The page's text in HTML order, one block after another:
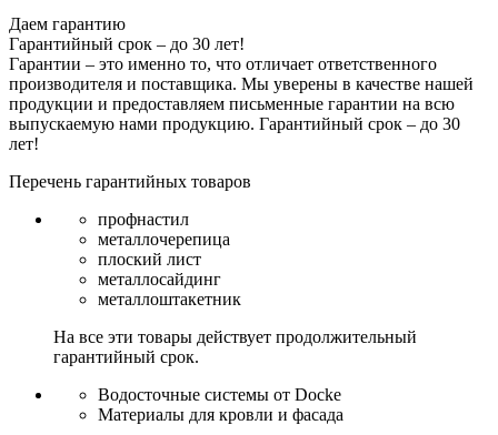
Даем гарантию
Гарантийный срок – до 30 лет!
Гарантии – это именно то, что отличает ответственного
производителя и поставщика. Мы уверены в качестве нашей
продукции и предоставляем письменные гарантии на всю
выпускаемую нами продукцию. Гарантийный срок – до 30
лет!
Перечень гарантийных товаров
профнастил
металлочерепица
плоский лист
металлосайдинг
металлоштакетник
На все эти товары действует продолжительный
гарантийный срок.
Водосточные системы от Docke
Материалы для кровли и фасада